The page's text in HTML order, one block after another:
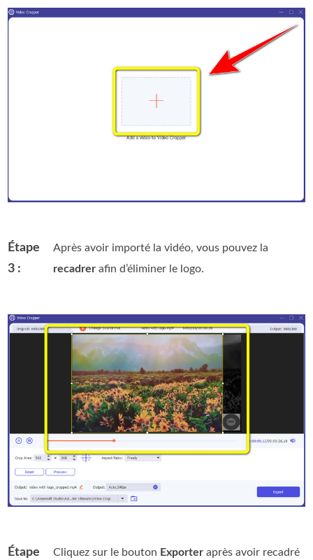
Étape
3 :
Après avoir importé la vidéo, vous pouvez la
recadrer afin d’éliminer le logo.
Étape
Cliquez sur le bouton Exporter après avoir recadré